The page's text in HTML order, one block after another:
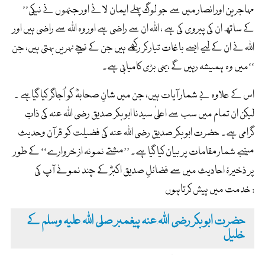
’’مہاجرین اور انصار میں سے جو لوگ پہلے ایمان لائے اور جنہوں نے نیکی
کے ساتھ ان کی پیروی کی ہے ، اللہ ان سے راضی ہے اور وہ اللہ سے راضی ہیں اور
اللہ نے ان کے لیے ایسے باغات تیار کر رکھے ہیں جن کے نیچے نہریں بہتی ہیں، جن
میں وہ ہمیشہ رہیں گے ،یہی بڑی کامیابی ہے۔‘‘
اس کے علاوہ بے شمار آیات ہیں، جن میں شانِ صحابہؓ کو اُجاگر کیا گیاہے ۔
لیکن ان تمام میں سب سے اعلیٰ سیدنا ابوبکر صدیق رضی اللہ عنہ کی ذاتِ
گرامی ہے۔ حضرت ابوبکر صدیق رضی اللہ عنہ کی فضیلت کو قرآن وحدیث
میںبے شمار مقامات پر بیان کیا گیا ہے۔ ’’مشتے نمونہ از خروارے‘‘ کے طور
پر ذخیرۂ احادیث میں سے فضائلِ صدیق اکبرؓ کے چند نمونے آپ کی
خدمت میں پیش کرتاہوں :
حضرت ابوبکر رضی اللہ عنہ پیغمبر صلی اللہ علیہ وسلم کے
خلیل